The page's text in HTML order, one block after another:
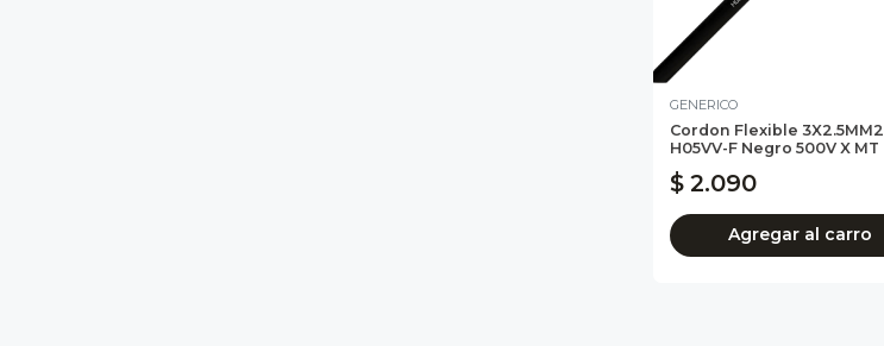
GENERICO
Cordon Flexible 3X2.5MM2
H05VV-F Negro 500V X MT
$ 2.090
Agregar al carro